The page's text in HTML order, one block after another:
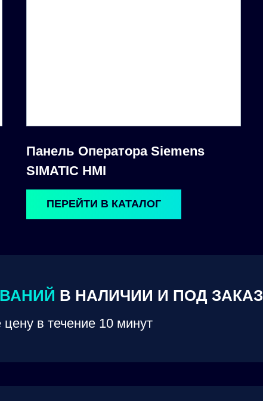
В НАЛИЧИИ И ПОД ЗАКАЗ
в течение 10 минут
Панель Оператора Siemens
SIMATIC HMI
ПЕРЕЙТИ В КАТАЛОГ